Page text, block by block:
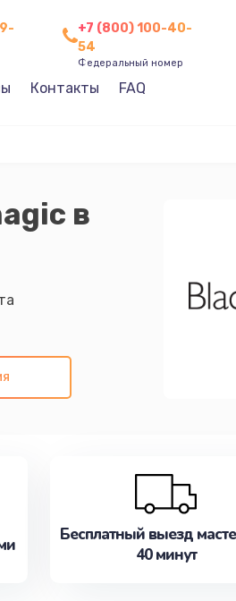
+7 (800) 100-40-
54
Федеральный номер
Контакты FAQ
в
Бесплатный выезд
40 минут